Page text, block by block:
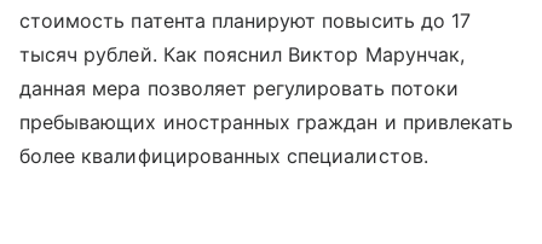
стоимость патента планируют повысить до 17
тысяч рублей. Как пояснил Виктор Марунчак,
данная мера позволяет регулировать потоки
пребывающих иностранных граждан и привлекать
более квалифицированных специалистов.